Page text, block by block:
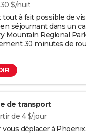
$/nuit
tout à fait possible de
séjournant dans un
Mountain Regional
30 minutes de
aménagés
un camping-car ou
tente. L'accès à l'eau, à
à disposition des
de 30 $/nuit.
: fblanco7305/123RF
de transport
de 4 $/jour
vous déplacer à